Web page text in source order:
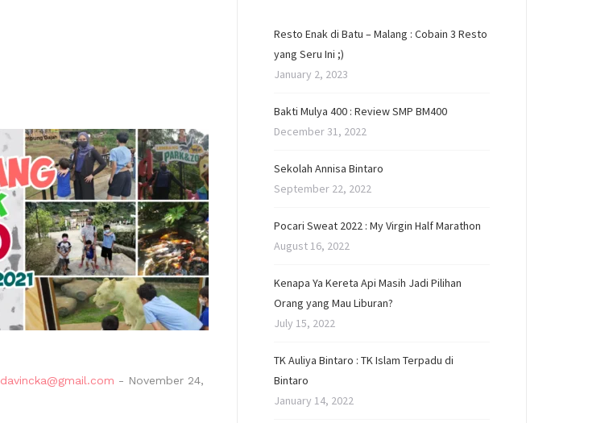
davincka@gmail.com - November 24,
Resto Enak di Batu – Malang : Cobain 3 Resto
yang Seru Ini ;)
January 2, 2023
Bakti Mulya 400 : Review SMP BM400
December 31, 2022
Sekolah Annisa Bintaro
September 22, 2022
Pocari Sweat 2022 : My Virgin Half Marathon
August 16, 2022
Kenapa Ya Kereta Api Masih Jadi Pilihan
Orang yang Mau Liburan?
July 15, 2022
TK Auliya Bintaro : TK Islam Terpadu di
Bintaro
January 14, 2022